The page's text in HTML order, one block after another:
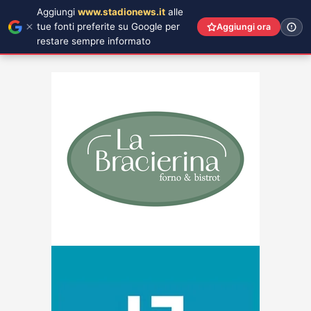
Aggiungi www.stadionews.it alle
tue fonti preferite su Google per
restare sempre informato
Aggiungi ora